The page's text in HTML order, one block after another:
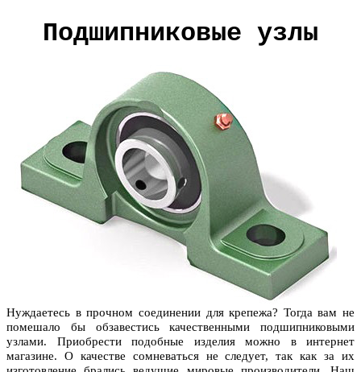
Подшипниковые узлы
Нуждаетесь в прочном соединении для крепежа? Тогда вам не
помешало бы обзавестись качественными подшипниковыми
узлами. Приобрести подобные изделия можно в интернет
магазине. О качестве сомневаться не следует, так как за их